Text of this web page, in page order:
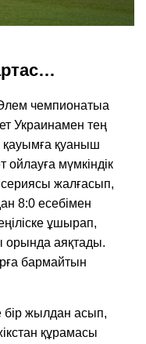
чемпионатыа
Украинамен тең
қауымға қуаныш
ойлауға мүмкіндік
сериясы жалғасып,
8:0 есебімен
ұшырап,
орында аяқтады.
бармайтын
бір жылдан асып,
құрамасы